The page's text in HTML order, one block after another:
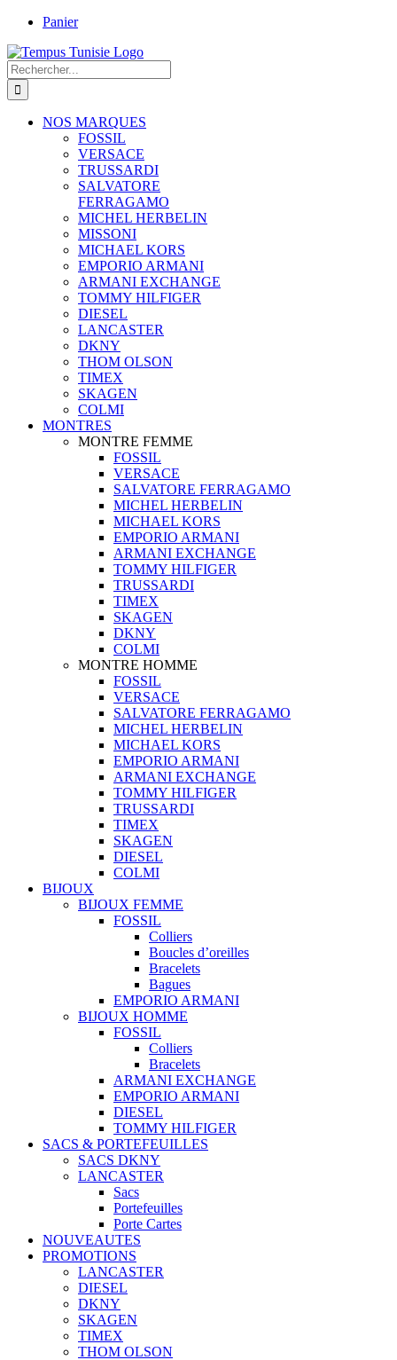
Passer
contenu
Panier
Rechercher:
NOS MARQUES
FOSSIL
VERSACE
TRUSSARDI
SALVATORE
FERRAGAMO
MICHEL HERBELIN
MISSONI
MICHAEL KORS
EMPORIO ARMANI
ARMANI EXCHANGE
TOMMY HILFIGER
DIESEL
LANCASTER
DKNY
THOM OLSON
TIMEX
SKAGEN
COLMI
MONTRES
MONTRE FEMME
FOSSIL
VERSACE
SALVATORE FERRAGAMO
MICHEL HERBELIN
MICHAEL KORS
EMPORIO ARMANI
ARMANI EXCHANGE
TOMMY HILFIGER
TRUSSARDI
TIMEX
SKAGEN
DKNY
COLMI
MONTRE HOMME
FOSSIL
VERSACE
SALVATORE FERRAGAMO
MICHEL HERBELIN
MICHAEL KORS
EMPORIO ARMANI
ARMANI EXCHANGE
TOMMY HILFIGER
TRUSSARDI
TIMEX
SKAGEN
DIESEL
COLMI
BIJOUX
BIJOUX FEMME
FOSSIL
Colliers
Boucles d’oreilles
Bracelets
Bagues
EMPORIO ARMANI
BIJOUX HOMME
FOSSIL
Colliers
Bracelets
ARMANI EXCHANGE
EMPORIO ARMANI
DIESEL
TOMMY HILFIGER
SACS & PORTEFEUILLES
SACS DKNY
LANCASTER
Sacs
Portefeuilles
Porte Cartes
NOUVEAUTES
PROMOTIONS
LANCASTER
DIESEL
DKNY
SKAGEN
TIMEX
THOM OLSON